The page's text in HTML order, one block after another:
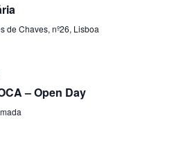
de Chaves, nº26, Lisboa
– Open Day